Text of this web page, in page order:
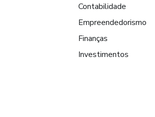
Contabilidade
Empreendedorismo
Finanças
Investimentos